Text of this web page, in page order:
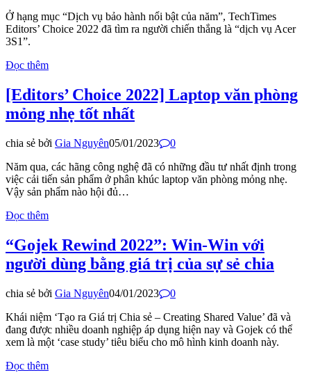
Ở hạng mục “Dịch vụ bảo hành nổi bật của năm”, TechTimes
Editors’ Choice 2022 đã tìm ra người chiến thắng là “dịch vụ Acer
3S1”.​
Đọc thêm
[Editors’ Choice 2022] Laptop văn phòng
mỏng nhẹ tốt nhất
chia sẻ bởi Gia Nguyên05/01/2023
0
Năm qua, các hãng công nghệ đã có những đầu tư nhất định trong
việc cải tiến sản phẩm ở phân khúc laptop văn phòng mỏng nhẹ.
Vậy sản phẩm nào hội đủ…
Đọc thêm
“Gojek Rewind 2022”: Win-Win với
người dùng bằng giá trị của sự sẻ chia
chia sẻ bởi Gia Nguyên04/01/2023
0
Khái niệm ‘Tạo ra Giá trị Chia sẻ – Creating Shared Value’ đã và
đang được nhiều doanh nghiệp áp dụng hiện nay và Gojek có thể
xem là một ‘case study’ tiêu biểu cho mô hình kinh doanh này.
Đọc thêm